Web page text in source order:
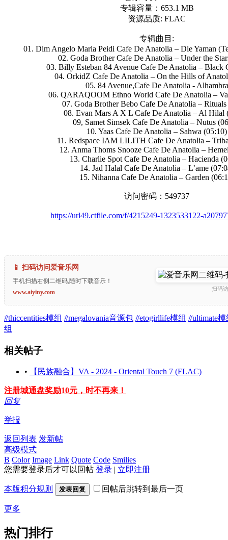
专辑容量：653.1 MB
资源品质: FLAC
专辑曲目:
01. Dim Angelo Maria Peidi Cafe De Anatolia – Dle Yaman
02. Goda Brother Cafe De Anatolia – Under the
03. Billy Esteban 84 Avenue Cafe De Anatolia – Black
04. OrkidZ Cafe De Anatolia – On the Hills of
05. 84 Avenue,Cafe De Anatolia - Alhambra
06. QARAQOOM Ethno World Cafe De Anatolia –
07. Goda Brother Bebo Cafe De Anatolia –
08. Evan Mars A X L Cafe De Anatolia – Al Hilal
09, Samet Simsek Cafe De Anatolia – Nutus
10. Yaas Cafe De Anatolia – Sahwa (05:10)
11. Redspace IAM LILITH Cafe De Anatolia –
12. Anma Thoms Snooze Cafe De Anatolia –
13. Charlie Spot Cafe De Anatolia – Hacienda
14. Jad Halal Cafe De Anatolia – L’ame
15. Nihanna Cafe De Anatolia – Garden
访问密码：549737
https://url49.ctfile.com/f/4215249-1323533122-
📱 扫码访问爱音乐网
手机扫描右侧二维码,随时下载音乐！
www.aiyiny.com
扫码
#thiccentities模组 #megalovania音源包 #etogirllife模组 #ultimate
组
相关帖子
• 【民族融合】VA - 2024 - Oriental Touch 7 (FLAC)
注册城通盘奖励10元，时不再来！
回复
举报
返回列表 发新帖
高级模式
B Color Image Link Quote Code Smilies
您需要登录后才可以回帖 登录 | 立即注册
本版积分规则 发表回复 回帖后跳转到最后一页
更多
热门排行